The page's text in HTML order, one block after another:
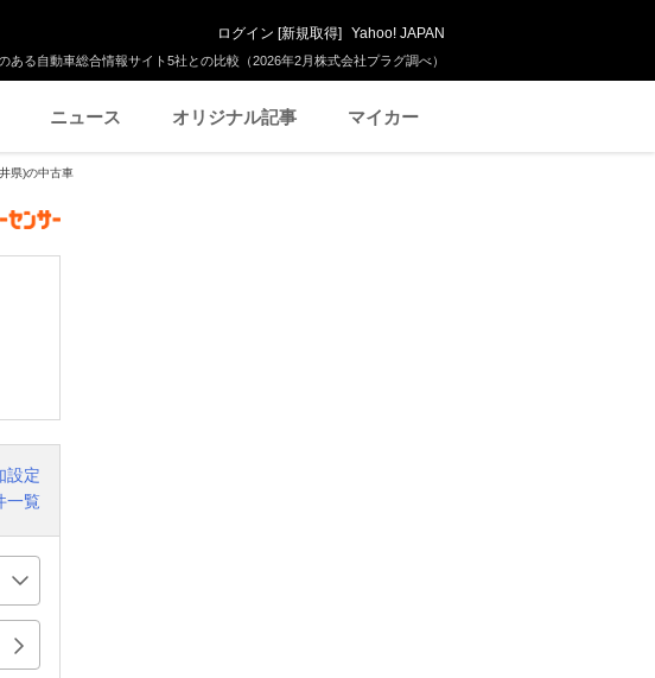
ある自動車総合情報サイト5社との比較（2026年2月株式会社プラグ調べ）
ログイン [新規取得] Yahoo! JAPAN
ニュース オリジナル記事 マイカー
県)の中古車
設定
一覧